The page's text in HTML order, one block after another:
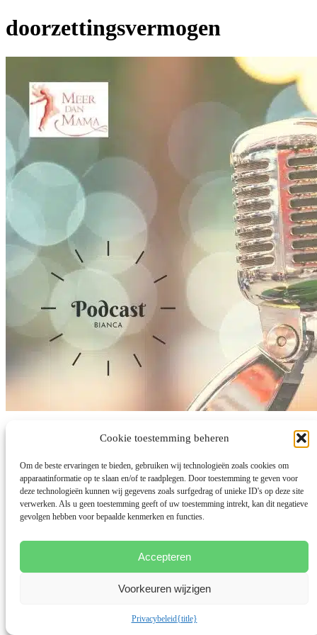
Cookie toestemming beheren
Om de beste ervaringen te bieden, gebruiken wij technologieën zoals cookies om
apparaatinformatie op te slaan en/of te raadplegen. Door toestemming te geven voor
deze technologieën kunnen wij gegevens zoals surfgedrag of unieke ID's op deze site
verwerken. Als u geen toestemming geeft of uw toestemming intrekt, kan dit negatieve
gevolgen hebben voor bepaalde kenmerken en functies.
Accepteren
Voorkeuren wijzigen
Privacybeleid{title}
doorzettingsvermogen
Single Mom & Burn-out
doorBianca Meijsen|25 jun 2022|Burnout terugval voorkomen
Meer dan Mama Podcast
Eigenlijk schaamt Eline Zeelenberg er zich nog steeds voor en doet
ze er alles aan om het er niet meer over te hebben....
lees meer...